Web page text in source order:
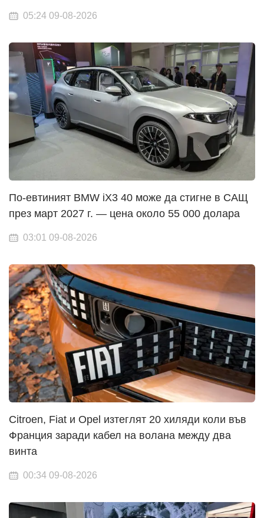
05:24 09-08-2026
По-евтиният BMW iX3 40 може да стигне в САЩ
през март 2027 г. — цена около 55 000 долара
03:01 09-08-2026
Citroen, Fiat и Opel изтеглят 20 хиляди коли във
Франция заради кабел на волана между два
винта
00:34 09-08-2026